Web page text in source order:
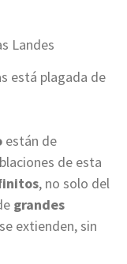
está plagada de
están de
de esta
, no solo del
grandes
extienden, sin